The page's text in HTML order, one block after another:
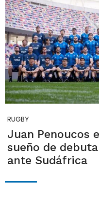
RUGBY
Juan Penoucos
sueño de
ante Sudáfrica